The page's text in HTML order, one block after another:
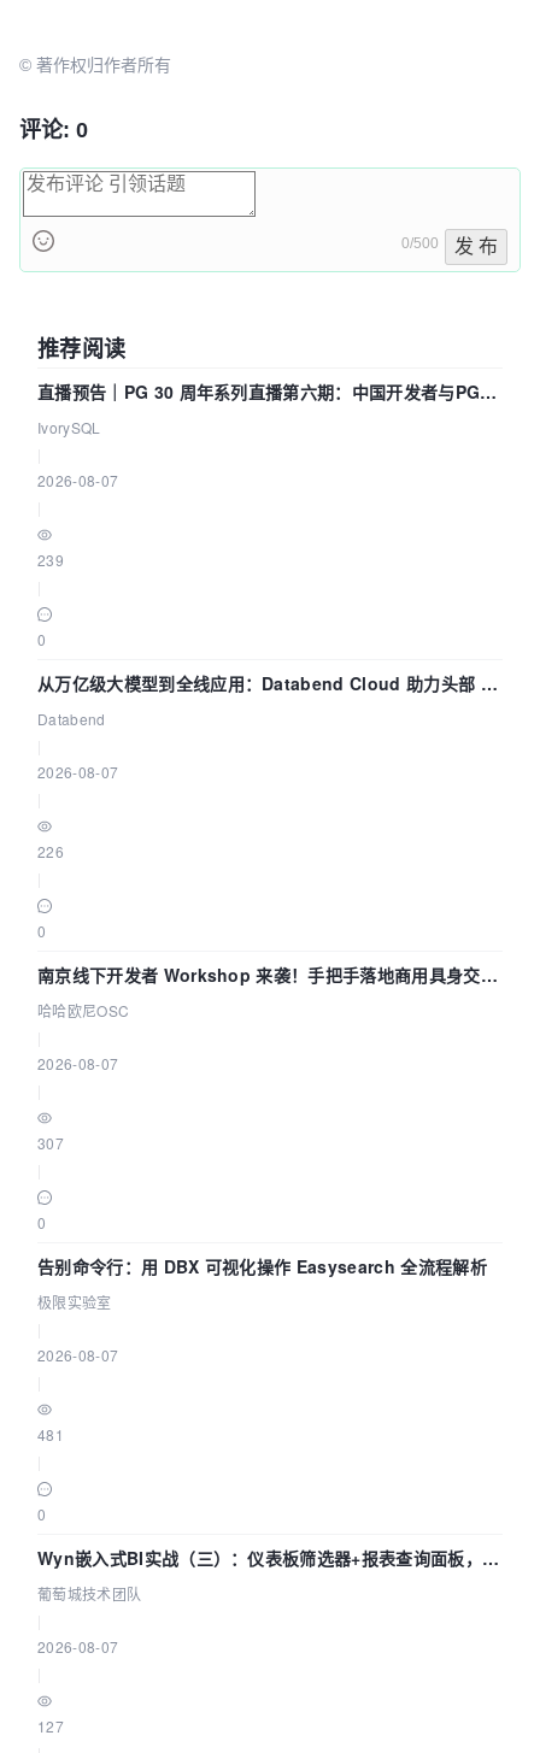
© 著作权归作者所有
评论: 0
0/500 发 布
推荐阅读
直播预告｜PG 30 周年系列直播第六期：中国开发者与PG内
核——我们改得动吗？我们贡献了什么？
IvorySQL
2026-08-07
239
0
从万亿级大模型到全线应用：Databend Cloud 助力头部 AI
企业构建全链路 Trace 数据管道
Databend
2026-08-07
226
0
南京线下开发者 Workshop 来袭！手把手落地商用具身交互
智能 Agent 应用
哈哈欧尼OSC
2026-08-07
307
0
告别命令行：用 DBX 可视化操作 Easysearch 全流程解析
极限实验室
2026-08-07
481
0
Wyn嵌入式BI实战（三）：仪表板筛选器+报表查询面板，参
数联动全闭环
葡萄城技术团队
2026-08-07
127